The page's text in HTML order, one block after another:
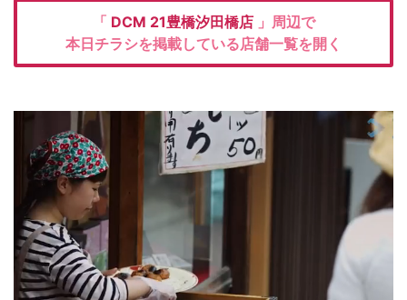
「 DCM 21豊橋汐田橋店 」周辺で
本日チラシを掲載している店舗一覧を開く